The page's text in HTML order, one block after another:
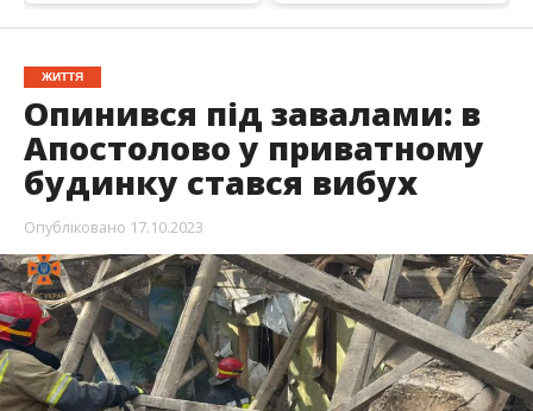
17-го жовтня, о 12:23, до Служби порятунку
повідомили про вибух у житловому будинку.
Подія сталася на вулиці Мисливськав
Апостолово. За викликом негайно
відправились місцеві рятувальники у складі
двох чергових відділень.